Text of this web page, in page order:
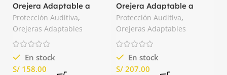
Orejera Adaptable a
Casco EXC 25dB MSA
Protección Auditiva,
Orejeras Adaptables
En stock
S/
Orejera Adaptable a
Casco HPE 27dB MSA
Protección Auditiva,
Orejeras Adaptables
En stock
S/